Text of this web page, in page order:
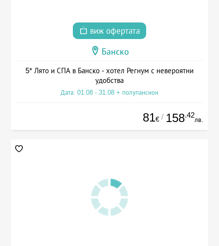
виж офертата
Банско
5* Лято и СПА в Банско - хотел Регнум с невероятни
удобства
Дата: 01.08 - 31.08 + полупансион
81€ / 158.42
лв.